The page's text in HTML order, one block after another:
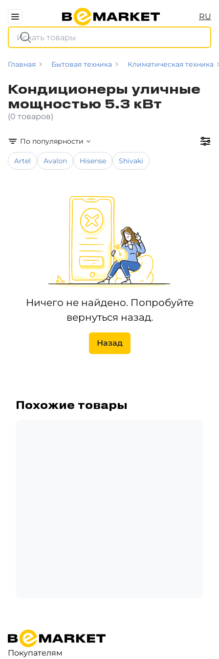
RU
Главная Бытовая техника Климатическая техника
Кондиционеры уличные
мощностью 5.3 кВт
(0 товаров)
По популярности
Artel Avalon Hisense Shivaki
Ничего не найдено. Попробуйте
вернуться назад.
Назад
Похожие товары
Покупателям